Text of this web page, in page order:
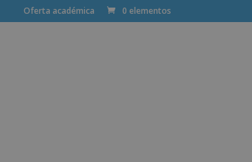
Oferta académica 0 elementos